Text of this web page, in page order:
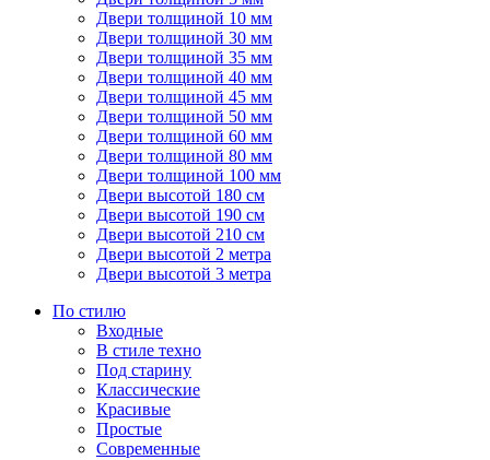
Двери толщиной 10 мм
Двери толщиной 30 мм
Двери толщиной 35 мм
Двери толщиной 40 мм
Двери толщиной 45 мм
Двери толщиной 50 мм
Двери толщиной 60 мм
Двери толщиной 80 мм
Двери толщиной 100 мм
Двери высотой 180 см
Двери высотой 190 см
Двери высотой 210 см
Двери высотой 2 метра
Двери высотой 3 метра
По стилю
Входные
В стиле техно
Под старину
Классические
Красивые
Простые
Современные